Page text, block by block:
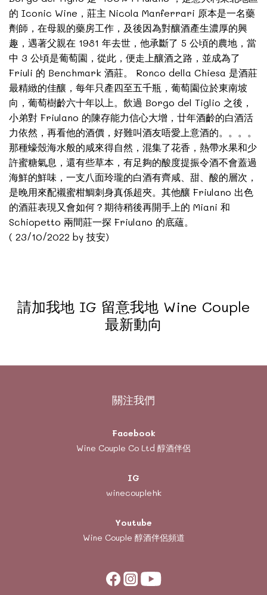
的 Iconic Wine，莊主 Nicola Manferrari 原本是一名藥
劑師，在母親的藥房工作，及後因為對釀酒產生濃厚的興
趣，遇著父親在 1981 年去世，他承斷了 5 公頃的農地，當
中 3 公頃是葡萄園，從此，便走上釀酒之路，並成為了
Friuli 的 Benchmark 酒莊。 Ronco della Chiesa 是酒莊
最精緻的佳釀，每年只產四至五千瓶，葡萄園位於東南坡
向，葡萄樹齡六十年以上。飲過 Borgo del Tiglio 之後，
小弟對 Friulano 的陳存能力信心大增，廿年酒齡的白酒活
力依然，再看他的酒價，好難叫酒友唔愛上意酒的。。。。
那種蠔殼海水般的咸來得自然，混集了花香，熱帶水果和少
許蜜糖氣息，還有些草本，有足夠的酸度提振令酒不會蓋過
海鮮的鮮味，一支八面玲瓏的白酒有齊咸、甜、酸的層次，
是晚用來配襯蜜柑鯛刺身真係超夾。其他釀 Friulano 出色
的酒莊表現又會如何？期待稍後再開手上的 Miani 和
Schiopetto 兩間莊一探 Friulano 的底蘊。
( 23/10/2022 by 技安)
請加我地 IG 留意我地 Wine Couple
最新動向
關注我們
Facebook
Wine Couple Co Ltd 醇酒伴侶
IG
winecouplehk
Youtube
Wine Couple 醇酒伴侶頻道